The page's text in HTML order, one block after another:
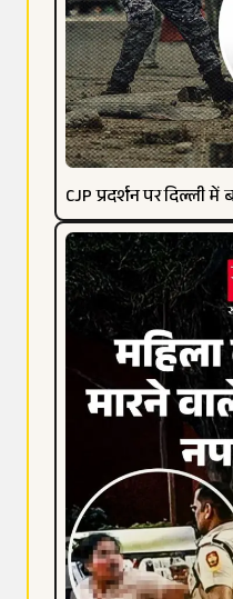
CJP प्रदर्शन पर दिल्ली